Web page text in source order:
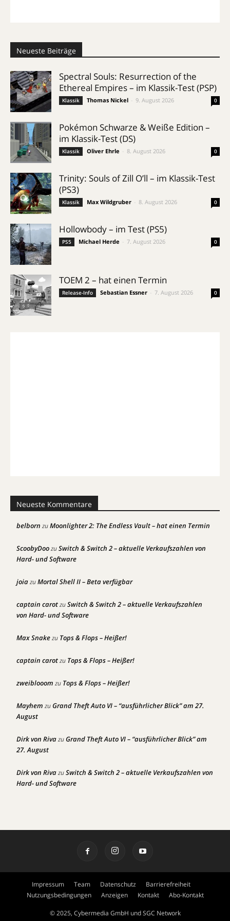
Neueste Beiträge
Spectral Souls: Resurrection of the
Ethereal Empires – im Klassik-Test (PSP)
Klassik Thomas Nickel 9. August 2026 0
Pokémon Schwarze & Weiße Edition –
im Klassik-Test (DS)
Klassik Oliver Ehrle 8. August 2026 0
Trinity: Souls of Zill O’ll – im Klassik-Test
(PS3)
Klassik Max Wildgruber 8. August 2026 0
Hollowbody – im Test (PS5)
PS5 Michael Herde 7. August 2026 0
TOEM 2 – hat einen Termin
Release-Info Sebastian Essner 7. August 2026 0
Neueste Kommentare
belborn zuMoonlighter 2: The Endless Vault – hat einen Termin
ScoobyDoozuSwitch & Switch 2 – aktuelle Verkaufszahlen von
Hard- und Software
joiazuMortal Shell II – Beta verfügbar
captain carotzuSwitch & Switch 2 – aktuelle Verkaufszahlen
von Hard- und Software
Max Snakezu Tops & Flops – Heißer!
captain carotzu Tops & Flops – Heißer!
zweiblooom zu Tops & Flops – Heißer!
Mayhem zuGrand Theft Auto VI – “ausführlicher Blick” am 27.
August
Dirk von RivazuGrand Theft Auto VI – “ausführlicher Blick” am
27. August
Dirk von RivazuSwitch & Switch 2 – aktuelle Verkaufszahlen von
Hard- und Software
Impressum Team Datenschutz
Barrierefreiheit
Nutzungsbedingungen
Anzeigen Kontakt Abo-Kontakt
© 2025, Cybermedia GmbH und SGC Network